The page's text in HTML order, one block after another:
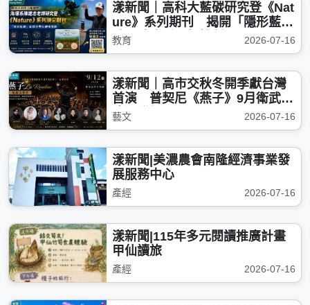
漾新聞｜高科大藍碳研究登《Nat
ure》系列期刊 揭開「隱形藍
碳」助攻淨零新機制
教育 2026-07-16
漾新聞｜高市交秋冬開季獻台灣
首演 普契尼《燕子》9月衛武營
浪漫登場
藝文 2026-07-16
漾新聞|美濃農會南隆經濟事業發
展服務中心
產經 2026-07-16
漾新聞|115年多元閱讀推廣計畫
甲仙讀旅
產經 2026-07-16